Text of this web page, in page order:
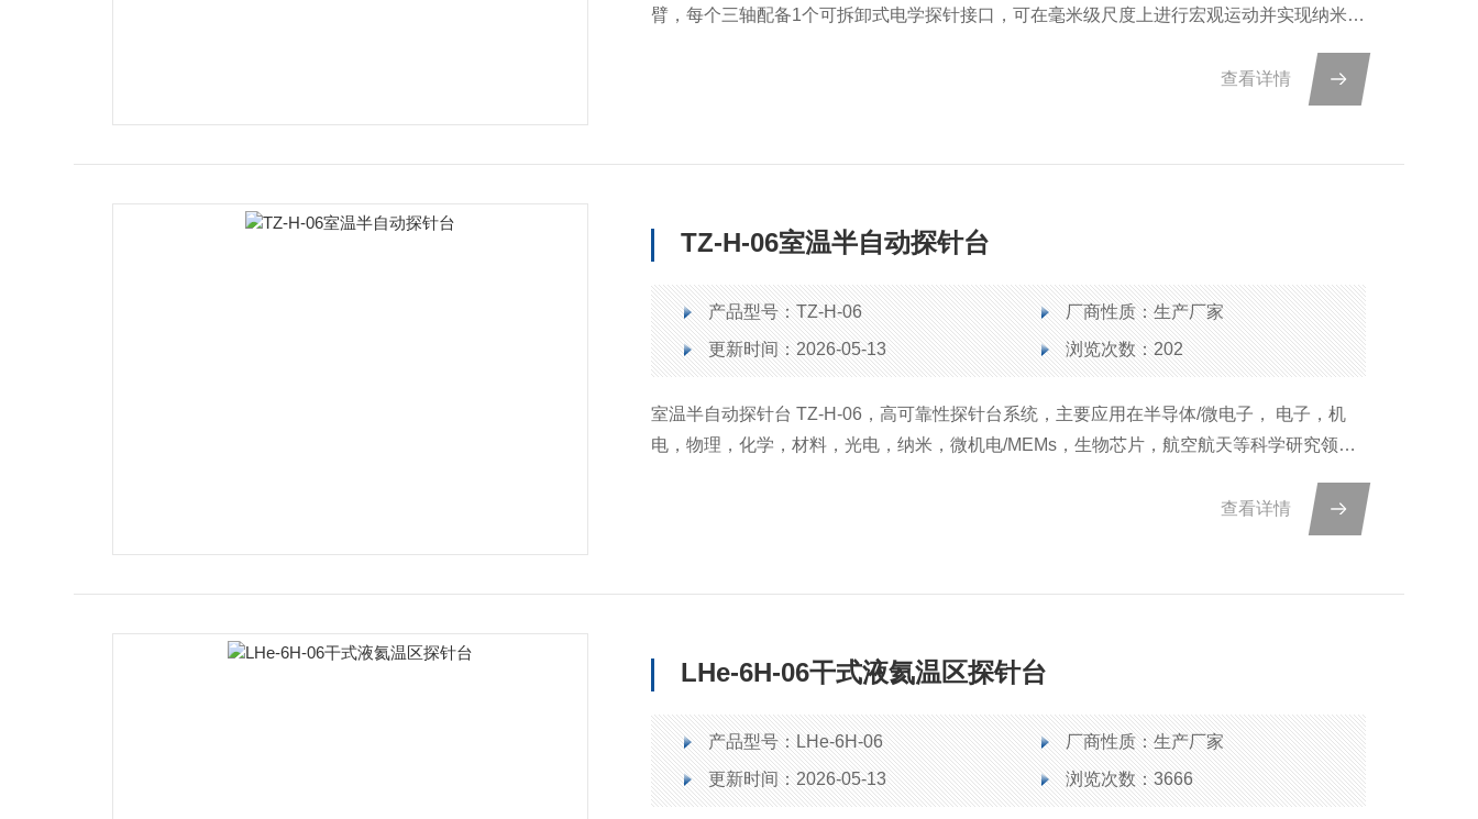
臂，每个三轴配备1个可拆卸式电学探针接口，可在毫米级尺度上进行宏观运动并实现纳米尺
查看详情
TZ-H-06室温半自动探针台
产品型号：TZ-H-06
厂商性质：生产厂家
更新时间：2026-05-13
浏览次数：202
室温半自动探针台 TZ-H-06，高可靠性探针台系统，主要应用在半导体/微电子， 电子，机
电，物理，化学，材料，光电，纳米，微机电/MEMs，生物芯片，航空航天等科学研究领
查看详情
LHe-6H-06干式液氦温区探针台
产品型号：LHe-6H-06
厂商性质：生产厂家
更新时间：2026-05-13
浏览次数：3666